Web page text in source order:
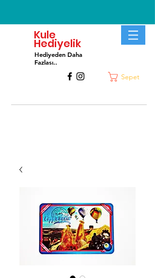
Kule
Hediyelik
Hediyeden Daha
Fazlası..
Sepet